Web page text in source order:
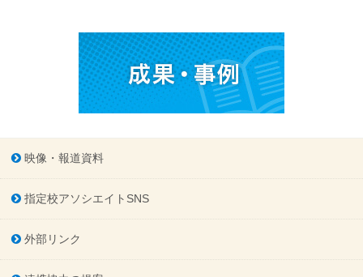
映像・報道資料
指定校アソシエイトSNS
外部リンク